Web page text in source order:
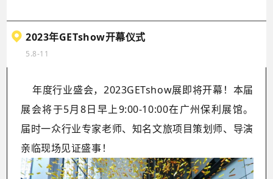
2023年GETshow开幕仪式
5.8-11
年度行业盛会，2023GETshow展即将开幕！本届
展会将于5月8日早上9:00-10:00在广州保利展馆。
届时一众行业专家老师、知名文旅项目策划师、导演
亲临现场见证盛事！